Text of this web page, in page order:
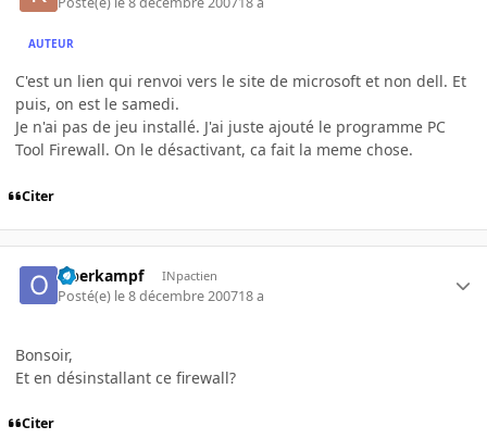
AUTEUR
C'est un lien qui renvoi vers le site de microsoft et non dell. Et
puis, on est le samedi.
Je n'ai pas de jeu installé. J'ai juste ajouté le programme PC
Tool Firewall. On le désactivant, ca fait la meme chose.
Citer
Oberkampf INpactien
Posté(e) le 8 décembre 200718 a
Bonsoir,
Et en désinstallant ce firewall?
Citer